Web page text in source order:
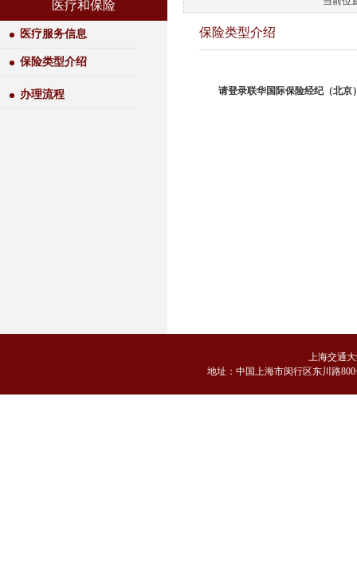
医疗和保险
医疗服务信息
保险类型介绍
办理流程
保险类型介绍
请登录联华国际保险经纪（北京
上海交通
地址：中国上海市闵行区东川路